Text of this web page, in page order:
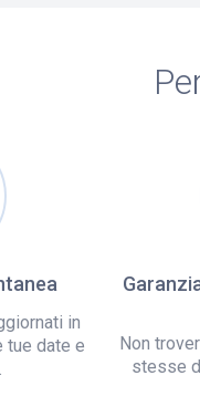
in
tue date e
Non
stesse